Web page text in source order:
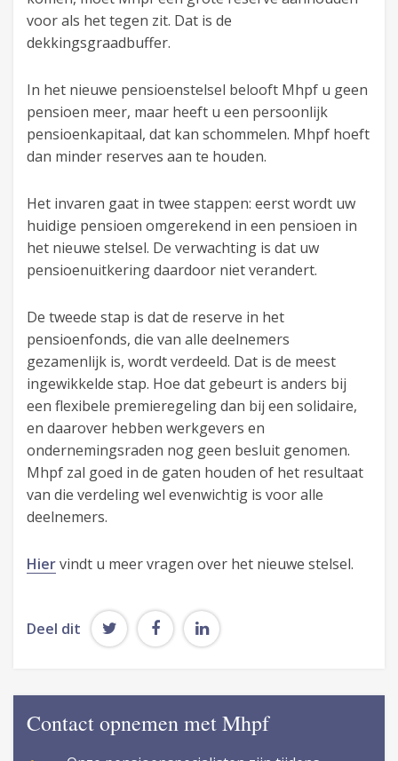
voor als het tegen zit. Dat is de
dekkingsgraadbuffer.
In het nieuwe pensioenstelsel belooft Mhpf u geen
pensioen meer, maar heeft u een persoonlijk
pensioenkapitaal, dat kan schommelen. Mhpf hoeft
dan minder reserves aan te houden.
Het invaren gaat in twee stappen: eerst wordt uw
huidige pensioen omgerekend in een pensioen in
het nieuwe stelsel. De verwachting is dat uw
pensioenuitkering daardoor niet verandert.
De tweede stap is dat de reserve in het
pensioenfonds, die van alle deelnemers
gezamenlijk is, wordt verdeeld. Dat is de meest
ingewikkelde stap. Hoe dat gebeurt is anders bij
een flexibele premieregeling dan bij een solidaire,
en daarover hebben werkgevers en
ondernemingsraden nog geen besluit genomen.
Mhpf zal goed in de gaten houden of het resultaat
van die verdeling wel evenwichtig is voor alle
deelnemers.
Hiervindt u meer vragen over het nieuwe stelsel.
Deel dit
Contact opnemen met Mhpf